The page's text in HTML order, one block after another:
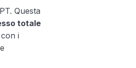
Questa
totale
con i